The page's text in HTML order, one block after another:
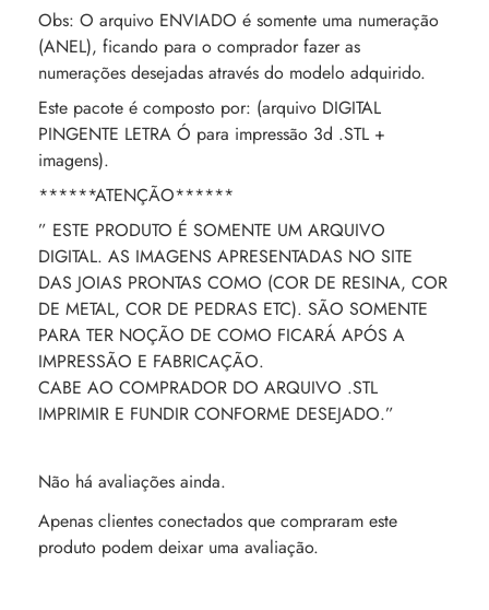
Obs: O arquivo ENVIADO é somente uma numeração
(ANEL), ficando para o comprador fazer as
numerações desejadas através do modelo adquirido.
Este pacote é composto por: (arquivo DIGITAL
PINGENTE LETRA Ó para impressão 3d .STL +
imagens).
******ATENÇÃO******
” ESTE PRODUTO É SOMENTE UM ARQUIVO
DIGITAL. AS IMAGENS APRESENTADAS NO SITE
DAS JOIAS PRONTAS COMO (COR DE RESINA, COR
DE METAL, COR DE PEDRAS ETC). SÃO SOMENTE
PARA TER NOÇÃO DE COMO FICARÁ APÓS A
IMPRESSÃO E FABRICAÇÃO.
CABE AO COMPRADOR DO ARQUIVO .STL
IMPRIMIR E FUNDIR CONFORME DESEJADO.”
Não há avaliações ainda.
Apenas clientes conectados que compraram este
produto podem deixar uma avaliação.